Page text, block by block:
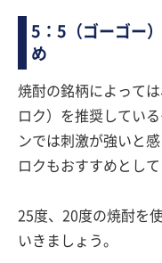
5：5（ゴーゴー
め
焼酎の銘柄によって
ロク）を推奨してい
ンでは刺激が強いと
ロクもおすすめとし
25度、20度の焼酎を
いきましょう。